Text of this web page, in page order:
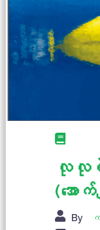
လုလု
(အော
By